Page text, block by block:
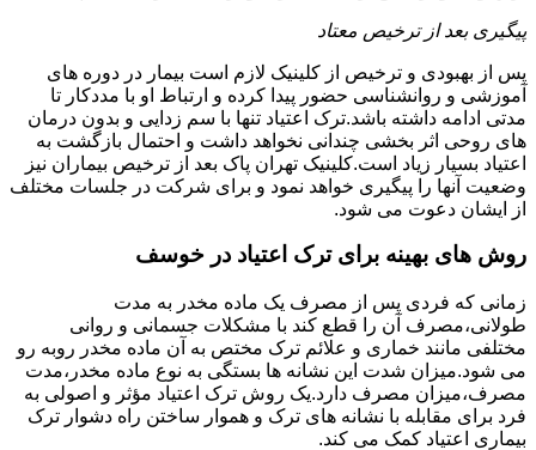
پیگیری بعد از ترخیص معتاد
پس از بهبودی و ترخیص از کلینیک لازم است بیمار در دوره های
آموزشی و روانشناسی حضور پیدا کرده و ارتباط او با مددکار تا
مدتی ادامه داشته باشد.ترک اعتیاد تنها با سم زدایی و بدون درمان
های روحی اثر بخشی چندانی نخواهد داشت و احتمال بازگشت به
اعتیاد بسیار زیاد است.کلینیک تهران پاک بعد از ترخیص بیماران نیز
وضعیت آنها را پیگیری خواهد نمود و برای شرکت در جلسات مختلف
از ایشان دعوت می شود.
روش های بهینه برای ترک اعتیاد در خوسف
زمانی که فردی پس از مصرف یک ماده مخدر به مدت
طولانی،مصرف آن را قطع کند با مشکلات جسمانی و روانی
مختلفی مانند خماری و علائم ترک مختص به آن ماده مخدر روبه رو
می شود.میزان شدت این نشانه ها بستگی به نوع ماده مخدر،مدت
مصرف،میزان مصرف دارد.یک روش ترک اعتیاد مؤثر و اصولی به
فرد برای مقابله با نشانه های ترک و هموار ساختن راه دشوار ترک
بیماری اعتیاد کمک می کند.